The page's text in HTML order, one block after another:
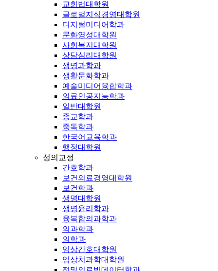
교회법대학원
글로벌지식경영대학원
디지털미디어학과
문화영성대학원
사회복지대학원
상담심리대학원
생명과학과
생활문화학과
예술미디어융합학과
의료인공지능학과
일반대학원
종교학과
중독학과
한국어교육학과
행정대학원
성의교정
간호학과
보건의료경영대학원
보건학과
생명대학원
생명윤리학과
융복합의과학과
의과학과
의학과
임상간호대학원
임상치과학대학원